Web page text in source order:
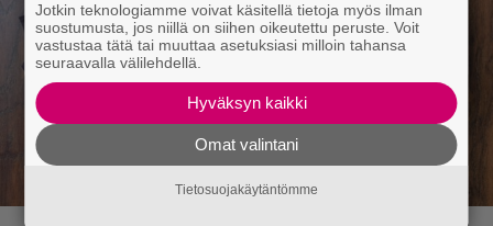
Jotkin teknologiamme voivat käsitellä tietoja myös ilman
suostumusta, jos niillä on siihen oikeutettu peruste. Voit
vastustaa tätä tai muuttaa asetuksiasi milloin tahansa
seuraavalla välilehdellä.
Hyväksyn kaikki
Omat valintani
Tietosuojakäytäntömme